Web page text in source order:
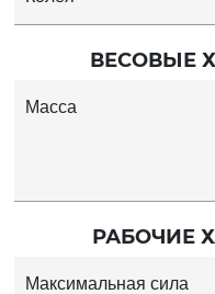
ВЕСОВЫЕ
Масса
РАБОЧИЕ
Максимальная сила